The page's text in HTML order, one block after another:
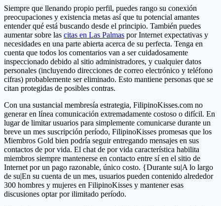
Siempre que llenando propio perfil, puedes rango su conexión
preocupaciones y existencia metas así que tu potencial amantes
entender qué está buscando desde el principio. También puedes
aumentar sobre las citas en Las Palmas por Internet expectativas y
necesidades en una parte abierta acerca de su perfecta. Tenga en
cuenta que todos los comentarios van a ser cuidadosamente
inspeccionado debido al sitio administradores, y cualquier datos
personales (incluyendo direcciones de correo electrónico y teléfono
cifras) probablemente ser eliminado. Esto mantiene personas que se
citan protegidas de posibles contras.
Con una sustancial membresía estrategia, FilipinoKisses.com no
generar en línea comunicación extremadamente costoso o difícil. En
lugar de limitar ​​usuarios para simplemente comunicarse durante un
breve un mes suscripción período, FilipinoKisses promesas que los
Miembros Gold bien podría seguir entregando mensajes en sus
contactos de por vida. El chat de por vida ​​característica habilita
miembros siempre mantenerse en contacto entre sí en el sitio de
Internet por un pago razonable, único costo. {Durante su|A lo largo
de su|En su cuenta de un mes, usuarios pueden contenido alrededor
300 hombres y mujeres en FilipinoKisses y mantener esas
discusiones optar por ilimitado período.